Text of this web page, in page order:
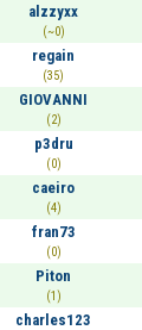
alzzyxx
(~0)
regain
(35)
GIOVANNI
(2)
p3dru
(0)
caeiro
(4)
fran73
(0)
Piton
(1)
charles123